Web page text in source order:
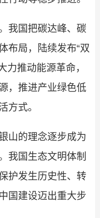
我国把碳达峰、碳
布局，陆续发布“双
力推动能源革命，
，推进产业绿色低
方式。
山的理念逐步成为
我国生态文明体制
护发生历史性、转
国建设迈出重大步